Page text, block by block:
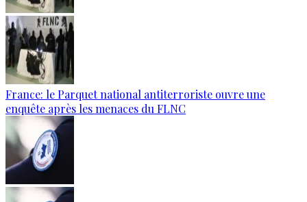
France: le Parquet national antiterroriste ouvre une
enquête après les menaces du FLNC